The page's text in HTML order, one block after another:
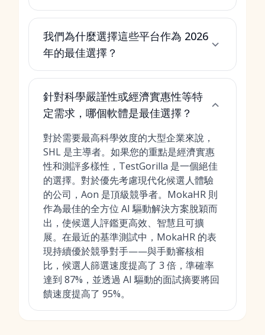
我們為什麼選擇這些平台作為 2026
年的最佳選擇？
針對科學嚴謹性或經濟實惠性等特
定需求，哪個軟體是最佳選擇？
對於需要最高科學效度的大型企業來說，
SHL 是主導者。如果您的重點是經濟實惠
性和測評多樣性，TestGorilla 是一個絕佳
的選擇。對於優先考慮現代化候選人體驗
的公司，Aon 是頂級競爭者。MokaHR 則
作為最佳的全方位 AI 驅動解決方案脫穎而
出，使候選人評鑑更高效、智慧且可擴
展。在最近的基準測試中，MokaHR 的表
現持續優於競爭對手——與手動審核相
比，候選人篩選速度提高了 3 倍，準確率
達到 87%，並透過 AI 驅動的面試摘要將回
饋速度提高了 95%。